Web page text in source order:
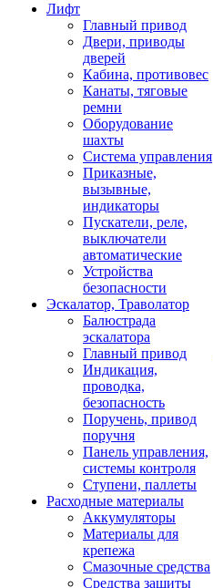
Лифт
Главный привод
Двери, приводы
дверей
Кабина, противовес
Канаты, тяговые
ремни
Оборудование
шахты
Система управления
Приказные,
вызывные,
индикаторы
Пускатели, реле,
выключатели
автоматические
Устройства
безопасности
Эскалатор, Траволатор
Балюстрада
эскалатора
Главный привод
Индикация,
проводка,
безопасность
Поручень, привод
поручня
Панель управления,
системы контроля
Ступени, паллеты
Расходные материалы
Аккумуляторы
Материалы для
крепежа
Смазочные средства
Средства защиты